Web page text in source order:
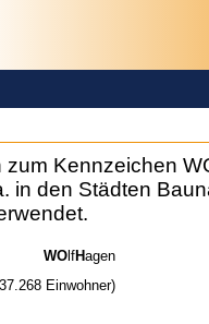
zum Kennzeichen
in den Städten
WOlfHagen
Einwohner)